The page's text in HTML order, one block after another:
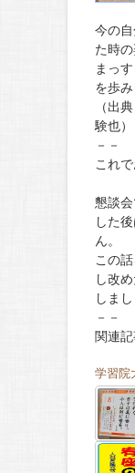
今の
た時の
まっ
を歩み
（出
験也）
－－
これ
懇談
した
ん。
この
し改
しまし
－－
関連記
学習院